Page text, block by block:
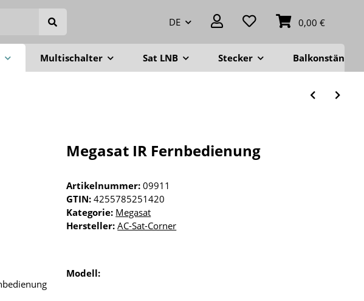
DE 0,00 €
Multischalter Sat LNB Stecker Balkonständer
Megasat IR Fernbedienung
Artikelnummer:09911
GTIN: 4255785251420
Kategorie: Megasat
Hersteller: AC-Sat-Corner
Modell: